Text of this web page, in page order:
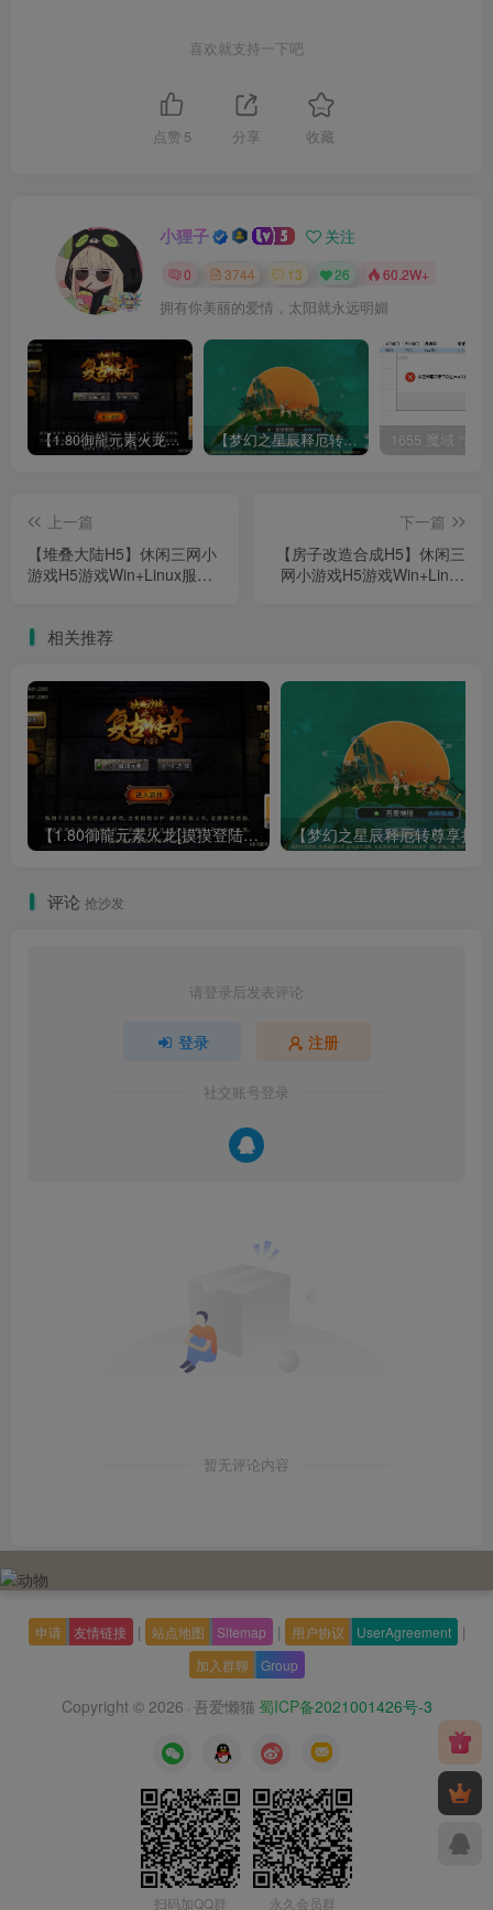
喜欢就支持一下吧
点赞 5 分享 收藏
小狸子 关注
0 3744 13 26 60.2W+
拥有你美丽的爱情，太阳就永远明媚
【1.80御龍元素火龙[摸摸登陆器]】战神引擎WIN服务端+GM工具+充值后台+双端+架设教程 【梦幻之星辰释厄转尊享挂机版】MT3换皮梦幻西游Linux服务端+GM后台+双端+源码+架设教程
上一篇
【堆叠大陆H5】休闲三网小
游戏H5游戏Win+Linux服务
下一篇
【房子改造合成H5】休闲三
网小游戏H5游戏Win+Linux
相关推荐
【1.80御龍元素火龙[摸摸登陆器]】战神引擎WIN服务端+GM工具+充值后台+双端+架设教程
评论 抢沙发
请登录后发表评论
登录 注册
社交账号登录
暂无评论内容
申请 友情链接 | 站点地图 Sitemap | 用户协议 UserAgreement |
加入群聊 Group
Copyright © 2026 · 吾爱懒猫 蜀ICP备2021001426号-3
扫码加QQ群 永久会员群